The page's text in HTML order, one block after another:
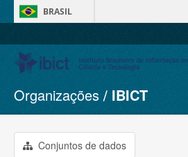
BRASIL
Conjuntos de dados
Organizações
Grupos
Organizações IBICT
Conjuntos de dados